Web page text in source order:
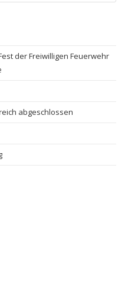
der Freiwilligen Feuerwehr
abgeschlossen